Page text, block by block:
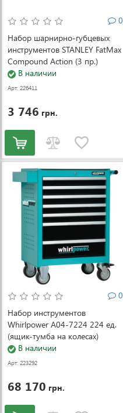
0
Набор шарнирно-губцевых
инструментов STANLEY FatMax
Compound Action (3 пр.)
(FMHT0-72415)
В наличии
Арт: 226411
3 746 грн.
0
Набор инструментов
Whirlpower A04-7224 224 ед.
(ящик-тумба на колесах)
В наличии
Арт: 223292
68 170 грн.